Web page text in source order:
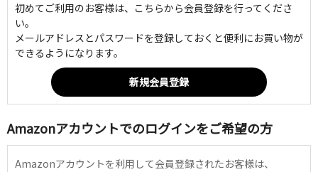
初めてご利用のお客様は、こちらから会員登録を行ってくださ
い。
メールアドレスとパスワードを登録しておくと便利にお買い物が
できるようになります。
Amazonアカウントでのログインをご希望の方
Amazonアカウントを利用して会員登録されたお客様は、